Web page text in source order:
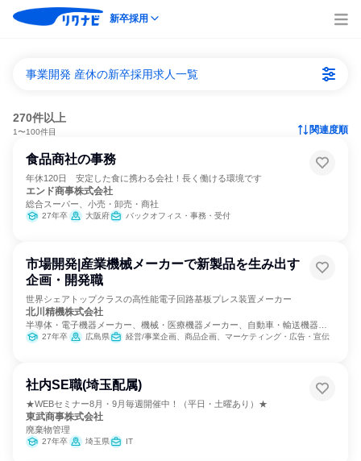
新卒採用
事業開発 産休の新卒採用求人一覧
270件以上
1〜100件目 関連度順
食品商社の事務
年休120日 安定した食に携わる会社！長く働ける環境です
エンド商事株式会社
総合スーパー、小売・卸売・商社
27年卒 大阪府 バックオフィス・事務・受付
市場開発|産業機械メーカーで新製品を生み出す
企画・開発職
世界シェアトップクラスの高性能電子回路基板プレス装置メーカー
北川精機株式会社
半導体・電子機器メーカー、機械・医療機器メーカー、自動車・輸送機器メ
ーカー27年卒 広島県 経営/事業企画、商品企画、マーケティング・広告・宣伝
社内SE職(埼玉配属)
★WEBセミナー8月・9月毎週開催中！（平日・土曜あり）★
東武商事株式会社
廃棄物管理
27年卒 埼玉県 IT